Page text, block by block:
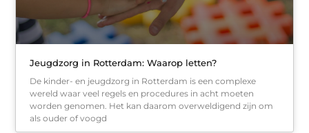
Jeugdzorg in Rotterdam: Waarop letten?
De kinder- en jeugdzorg in Rotterdam is een complexe
wereld waar veel regels en procedures in acht moeten
worden genomen. Het kan daarom overweldigend zijn om
als ouder of voogd